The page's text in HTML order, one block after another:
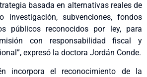
basada en alternativas reales de
investigación, subvenciones, fondos
públicos reconocidos por ley, para
con responsabilidad fiscal y
expresó la doctora Jordán Conde.
incorpora el reconocimiento de la